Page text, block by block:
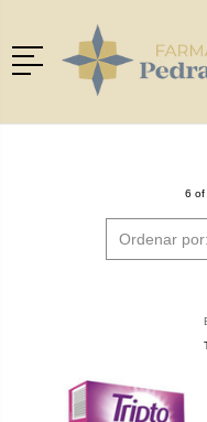
Menú
6 of
Ordenar por: